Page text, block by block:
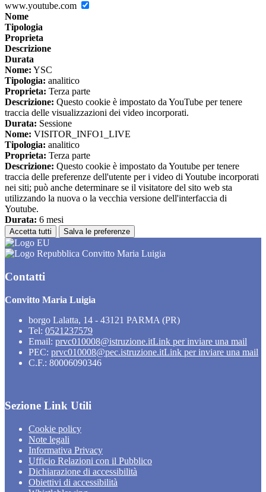
www.youtube.com
Nome
Tipologia
Proprieta
Descrizione
Durata
Nome: YSC
Tipologia: analitico
Proprieta: Terza parte
Descrizione: Questo cookie è impostato da YouTube per tenere
traccia delle visualizzazioni dei video incorporati.
Durata: Sessione
Nome: VISITOR_INFO1_LIVE
Tipologia: analitico
Proprieta: Terza parte
Descrizione: Questo cookie è impostato da Youtube per tenere
traccia delle preferenze dell'utente per i video di Youtube incorporati
nei siti; può anche determinare se il visitatore del sito web sta
utilizzando la nuova o la vecchia versione dell'interfaccia di
Youtube.
Durata: 6 mesi
Accetta tutti Salva le preferenze
Convitto Maria Luigia
Contatti
Convitto Maria Luigia
borgo Lalatta, 14 - 43121 PARMA (PR)
Tel: 0521237579
Email: prvc010008@istruzione.itLink per inviare una mail
PEC: prvc010008@pec.istruzione.itLink per inviare una mail
C.F.: 80006090346
Sezione Link Utili
Cookie policy
Note legali
Informativa Privacy
Ufficio Relazioni con il Pubblico
Dichiarazione di accessibilità
Obiettivi di accessibilità